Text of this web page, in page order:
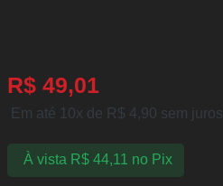
R$ 49,01
Em até 10x de R$ 4,90 sem juros
À vista R$44,11 no Pix